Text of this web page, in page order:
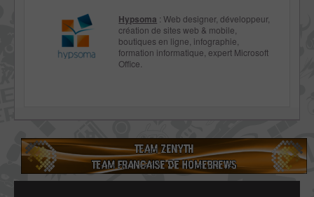
Hypsoma : Web designer, développeur,
création de sites web & mobile,
boutiques en ligne, infographie,
formation informatique, expert Microsoft
Office.